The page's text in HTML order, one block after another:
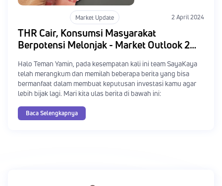
Market Update 2 April 2024
THR Cair, Konsumsi Masyarakat
Berpotensi Melonjak - Market Outlook 2
Halo Teman Yamin, pada kesempatan kali ini team SayaKaya
telah merangkum dan memilah beberapa berita yang bisa
bermanfaat dalam membuat keputusan investasi kamu agar
lebih bijak lagi. Mari kita ulas berita di bawah ini:
Baca Selengkapnya